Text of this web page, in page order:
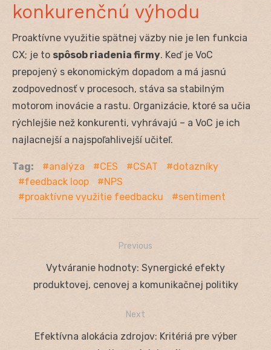
konkurenčnú výhodu
Proaktívne využitie spätnej väzby nie je len funkcia
CX; je to spôsob riadenia firmy. Keď je VoC
prepojený s ekonomickým dopadom a má jasnú
zodpovednosť v procesoch, stáva sa stabilným
motorom inovácie a rastu. Organizácie, ktoré sa učia
rýchlejšie než konkurenti, vyhrávajú – a VoC je ich
najlacnejší a najspoľahlivejší učiteľ.
Tag: analýza CES CSAT
dotazníky
feedback loop
NPS
proaktívne využitie feedbacku
sentiment
Navigácia
Previous
Previous
post:
Vytváranie hodnoty: Synergické efekty
produktovej, cenovej a komunikačnej politiky
Next
NextEfektívna alokácia zdrojov: Kritériá pre výber